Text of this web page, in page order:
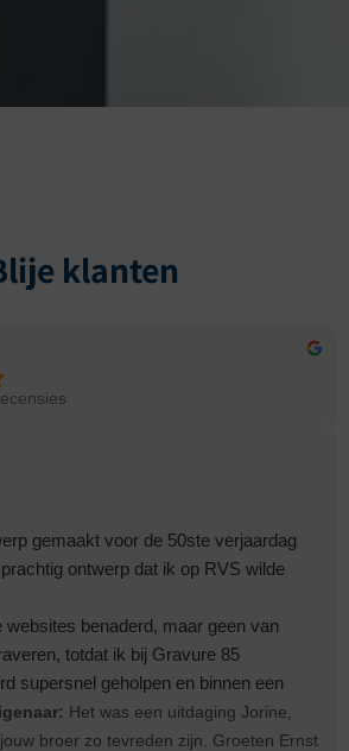
klanten
gemaakt voor de 50ste verjaardag
ontwerp dat ik op RVS wilde
websites benaderd, maar geen van
totdat ik bij Gravure 85
supersnel geholpen en binnen een
ontwerp in huis. Mijn broer was
mooi gegraveerd. Echt een dikke
Het was een uitdaging Jorine,
broer zo tevreden zijn. Groeten Ernst